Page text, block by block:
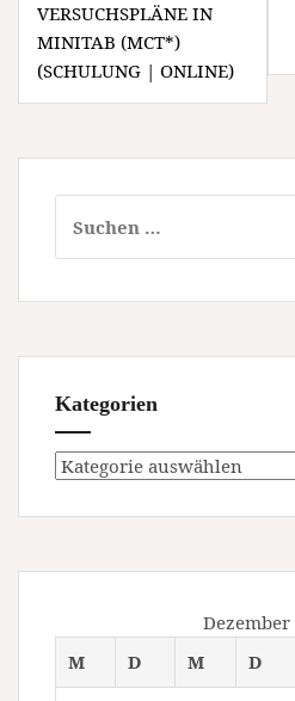
VERSUCHSPLÄNE IN
MINITAB (MCT*)
(SCHULUNG | ONLINE)
nach:
Kategorien
Kategorien
Dezember
M
D M D